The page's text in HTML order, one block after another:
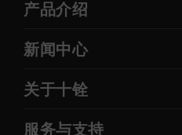
产品介绍
新闻中心
关于十铨
服务与支持